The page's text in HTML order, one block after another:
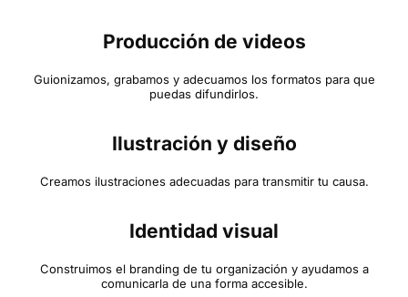
Producción de videos
Guionizamos, grabamos y adecuamos los formatos para que
puedas difundirlos.
Ilustración y diseño
Creamos ilustraciones adecuadas para transmitir tu causa.
Identidad visual
Construimos el branding de tu organización y ayudamos a
comunicarla de una forma accesible.